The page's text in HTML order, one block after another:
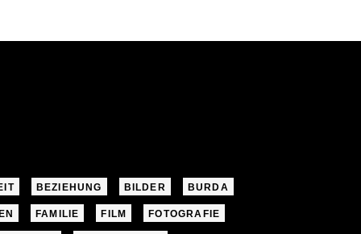
BEZIEHUNG BILDER BURDA
FAMILIE FILM FOTOGRAFIE